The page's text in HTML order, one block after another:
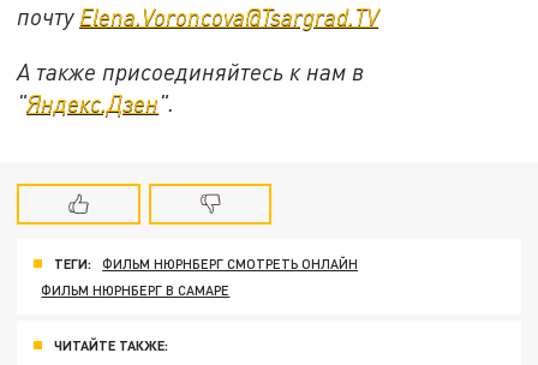
почту Elena.Voroncova@Tsargrad.TV
А также присоединяйтесь к нам в
"Яндекс.Дзен".
ТЕГИ:
ФИЛЬМ НЮРНБЕРГ СМОТРЕТЬ ОНЛАЙН
ФИЛЬМ НЮРНБЕРГ В САМАРЕ
ЧИТАЙТЕ ТАКЖЕ: